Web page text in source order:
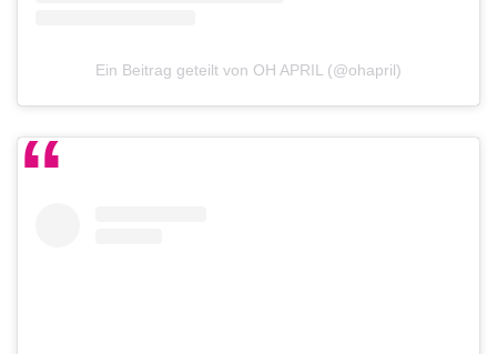
Ein Beitrag geteilt von OH APRIL (@ohapril)